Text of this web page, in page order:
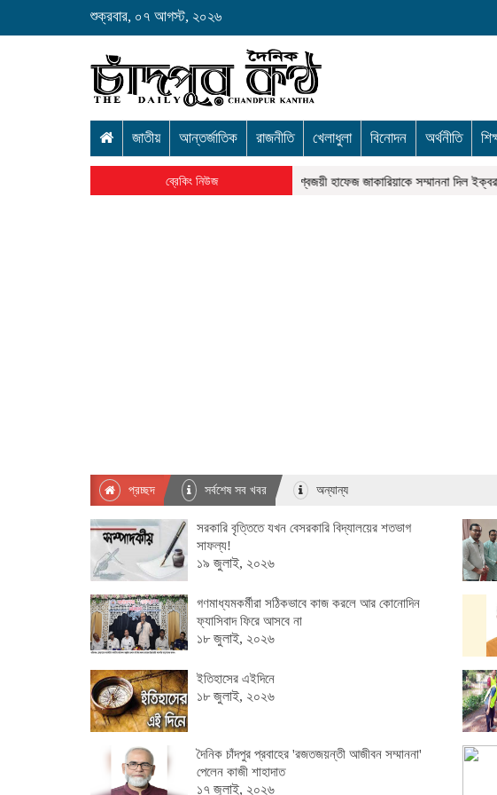
শুক্রবার, ০৭ আগস্ট, ২০২৬
জাতীয় আন্তর্জাতিক রাজনীতি খেলাধুলা বিনোদন অর্থনীতি
ব্রেকিং নিউজ
৩২টি বন্যার্ত পরিবারকে রোটারী ক্লাবের ঢেউটিন বিতরণ বিশ্বজয়ী হাফেজ জাকারিয়াকে সম্মাননা দিল ইক্বরা
প্রচ্ছদ সর্বশেষ সব খবর অন্যান্য
সরকারি বৃত্তিতে যখন বেসরকারি বিদ্যালয়ের শতভাগ
সাফল্য!
১৯ জুলাই, ২০২৬
গণমাধ্যমকর্মীরা সঠিকভাবে কাজ করলে আর কোনোদিন
ফ্যাসিবাদ ফিরে আসবে না
১৮ জুলাই, ২০২৬
ইতিহাসের এইদিনে
১৮ জুলাই, ২০২৬
দৈনিক চাঁদপুর প্রবাহের 'রজতজয়ন্তী আজীবন সম্মাননা'
পেলেন কাজী শাহাদাত
১৭ জুলাই, ২০২৬